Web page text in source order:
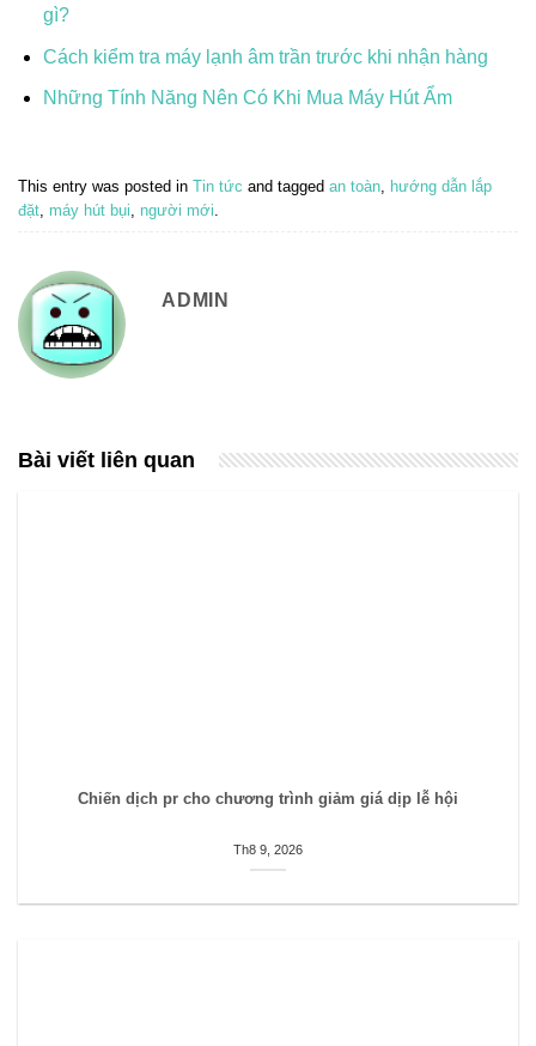
gì?
Cách kiểm tra máy lạnh âm trần trước khi nhận hàng
Những Tính Năng Nên Có Khi Mua Máy Hút Ẩm
This entry was posted in Tin tức and tagged an toàn hướng dẫn lắp
đặt máy hút bụi người mới
ADMIN
Bài viết liên quan
Chiến dịch pr cho chương trình giảm giá dịp lễ hội
Th8 9, 2026